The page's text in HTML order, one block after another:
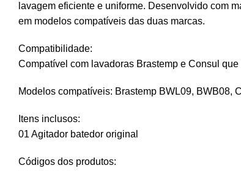
lavagem eficiente e uniforme. Desenvolvido com
em modelos compatíveis das duas marcas.
Compatibilidade:
Compatível com lavadoras Brastemp e Consul
Modelos compatíveis: Brastemp BWL09, BWB08,
Itens inclusos:
01 Agitador batedor original
Códigos dos produtos: